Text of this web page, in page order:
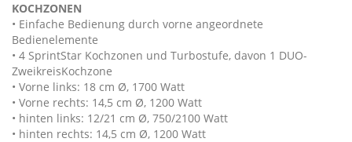
KOCHZONEN
• Einfache Bedienung durch vorne angeordnete
Bedienelemente
• 4 SprintStar Kochzonen und Turbostufe, davon 1 DUO-
ZweikreisKochzone
• Vorne links: 18 cm Ø, 1700 Watt
• Vorne rechts: 14,5 cm Ø, 1200 Watt
• hinten links: 12/21 cm Ø, 750/2100 Watt
• hinten rechts: 14,5 cm Ø, 1200 Watt